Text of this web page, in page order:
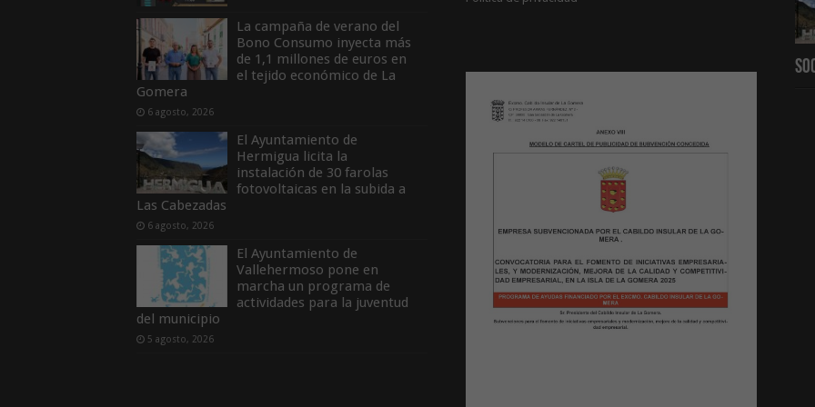
La campaña de verano del
Bono Consumo inyecta más
de 1,1 millones de euros en
el tejido económico de La
Gomera
6 agosto, 2026
El Ayuntamiento de
Hermigua licita la
instalación de 30 farolas
fotovoltaicas en la subida a
Las Cabezadas
6 agosto, 2026
El Ayuntamiento de
Vallehermoso pone en
marcha un programa de
actividades para la juventud
del municipio
5 agosto, 2026